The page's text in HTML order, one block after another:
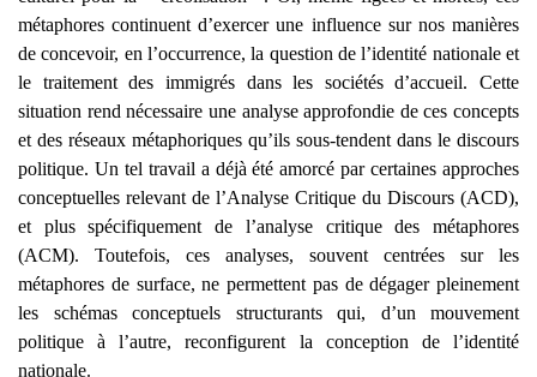
métaphores continuent d’exercer une influence sur nos manières
de concevoir, en l’occurrence, la question de l’identité nationale et
le traitement des immigrés dans les sociétés d’accueil. Cette
situation rend nécessaire une analyse approfondie de ces concepts
et des réseaux métaphoriques qu’ils sous-tendent dans le discours
politique. Un tel travail a déjà été amorcé par certaines approches
conceptuelles relevant de l’Analyse Critique du Discours (ACD),
et plus spécifiquement de l’analyse critique des métaphores
(ACM). Toutefois, ces analyses, souvent centrées sur les
métaphores de surface, ne permettent pas de dégager pleinement
les schémas conceptuels structurants qui, d’un mouvement
politique à l’autre, reconfigurent la conception de l’identité
nationale.